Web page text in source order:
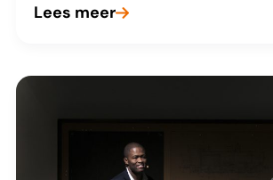
Een
kijkje
Lees meer